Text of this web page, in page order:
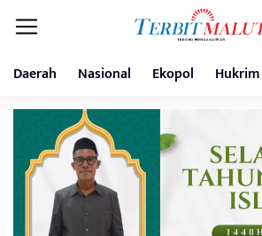
Daerah Nasional Ekopol Hukrim